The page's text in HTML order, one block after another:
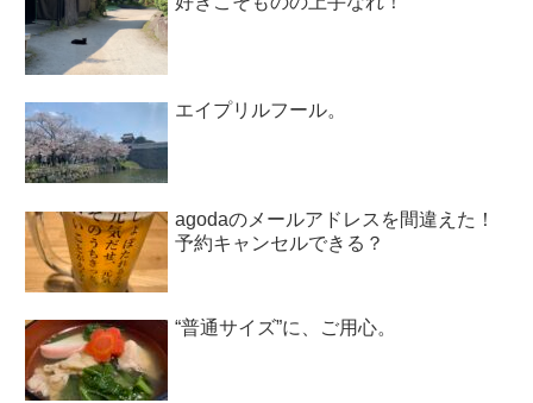
エイプリルフール。
agodaのメールアドレスを間違えた！
予約キャンセルできる？
“普通サイズ”に、ご用心。